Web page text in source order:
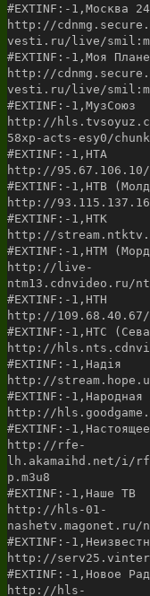
#EXTINF:-1,Москва 24
http://
vesti.ru/live/
#EXTINF:-1,Моя
http://
vesti.ru/live/
#EXTINF:-1,МузСоюз
http://
58xp-acts-esy0/
#EXTINF:-1,НТА
http://95.67.106.10/
#EXTINF:-1,НТВ
http://
#EXTINF:-1,НТК
http://
#EXTINF:-1,НТМ
http://live-
ntm13.cdnvideo.ru/
#EXTINF:-1,НТН
http://
#EXTINF:-1,НТС
http://
#EXTINF:-1,Надiя
http://
#EXTINF:-1,Народная
http://
#EXTINF:-
http://rfe-
lh.akamaihd.net/i/
p.m3u8
#EXTINF:-1,Наше ТВ
http://hls-01-
#EXTINF:-
http://
#EXTINF:-1,Новое
http://hls-